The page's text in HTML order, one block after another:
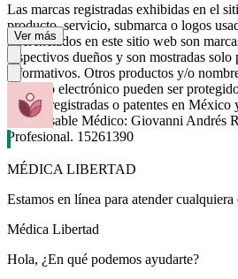
Las marcas registradas exhibidas en el
producto, servicio, submarca o logos
referenciados en este sitio web son
respectivos dueños y son mostradas
informativos. Otros productos y/o
este sitio electrónico pueden ser
marcas registradas o patentes en
Responsable Médico: Giovanni Andrés
Profesional. 15261390
Ver más
MÉDICA LIBERTAD
Estamos en línea para atender cualquiera
Médica Libertad
Hola, ¿En qué podemos ayudarte?